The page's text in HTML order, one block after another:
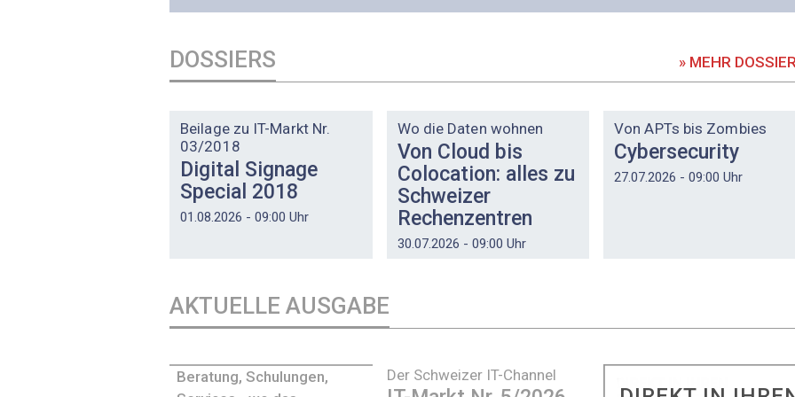
DOSSIERS » MEHR
Beilage zu IT-Markt Nr.
03/2018
Digital Signage
Special 2018
01.08.2026 - 09:00 Uhr
Wo die Daten wohnen
Von Cloud bis
Colocation: alles zu
Schweizer
Rechenzentren
30.07.2026 - 09:00 Uhr
Von APTs bis Zombies
Cybersecurity
27.07.2026 - 09:00 Uhr
AKTUELLE AUSGABE
Der Schweizer IT-Channel
Beratung, Schulungen,